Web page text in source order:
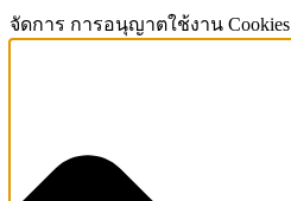
จัดการ การอนุญาตใช้งาน Cookies